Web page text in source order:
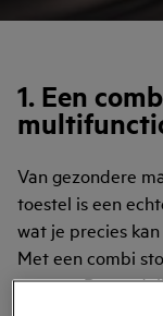
1. Een
Van gezondere
toestel is een
wat je precies
Met een combi
stomen. De